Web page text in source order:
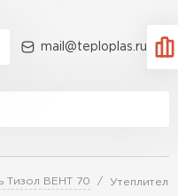
mail@teploplas.ru
Тизол ВЕНТ 70